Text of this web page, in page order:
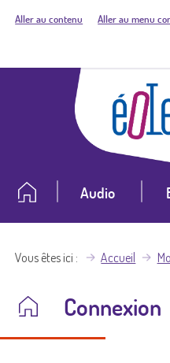
Aller au contenu Aller au menu
Audio
Vous êtes ici Accueil
Connexion